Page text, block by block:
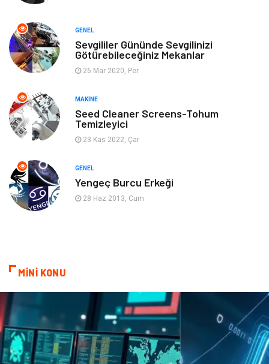
Anne & Çocuk Genel Kültür
Ev İşleri
Gençlik & Eğlence
Mobilya
Evlilik Rehberi
Astroloji Keyfinizi Kaçırmayın
Sigorta Çadır
Yazı Tahtaları Pet Malzemeleri
GENEL
Sevgililer Gününde Sevgilinizi
Götürebileceğiniz Mekanlar
26 Mar 2020, Per
MAKINE
Seed Cleaner Screens-Tohum
Temizleyici
23 Kas 2022, Çar
GENEL
Yengeç Burcu Erkeği
28 Haz 2013, Cum
MİNİ KONU